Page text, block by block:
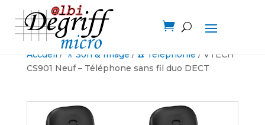

Accueil/ 🎥 Son & Image / ☎️ Téléphonie / VTECH
CS901 Neuf – Téléphone sans fil duo DECT